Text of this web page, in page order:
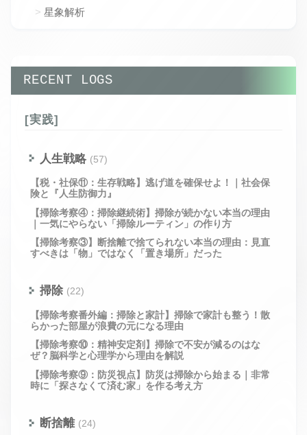
星象解析
RECENT LOGS
[実践]
人生戦略 (57)
【税・社保⑪：生存戦略】逃げ道を確保せよ！｜社会保
険と『人生防御力』
【掃除考察④：掃除継続術】掃除が続かない本当の理由
｜一気にやらない「掃除ルーティン」の作り方
【掃除考察③】断捨離で捨てられない本当の理由：見直
すべきは「物」ではなく「置き場所」だった
掃除 (22)
【掃除考察番外編：掃除と家計】掃除で家計も整う！散
らかった部屋が浪費の元になる理由
【掃除考察⑩：精神安定剤】掃除で不安が減るのはな
ぜ？脳科学と心理学から理由を解説
【掃除考察⑨：防災視点】防災は掃除から始まる｜非常
時に「探さなくて済む家」を作る考え方
断捨離 (24)